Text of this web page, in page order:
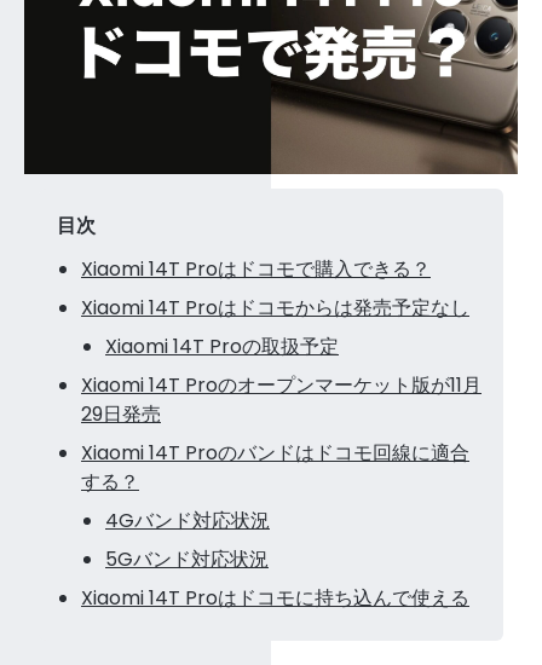
目次
Xiaomi 14T Proはドコモで購入できる？
Xiaomi 14T Proはドコモからは発売予定なし
Xiaomi 14T Proの取扱予定
Xiaomi 14T Proのオープンマーケット版が11月
29日発売
Xiaomi 14T Proのバンドはドコモ回線に適合
する？
4Gバンド対応状況
5Gバンド対応状況
Xiaomi 14T Proはドコモに持ち込んで使える